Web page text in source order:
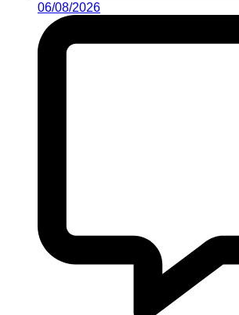
06/08/2026